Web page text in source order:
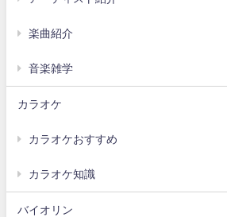
楽曲紹介
音楽雑学
カラオケ
カラオケおすすめ
カラオケ知識
バイオリン